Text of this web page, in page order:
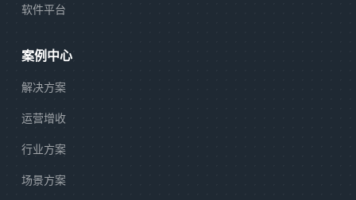
软件平台
案例中心
解决方案
运营增收
行业方案
场景方案